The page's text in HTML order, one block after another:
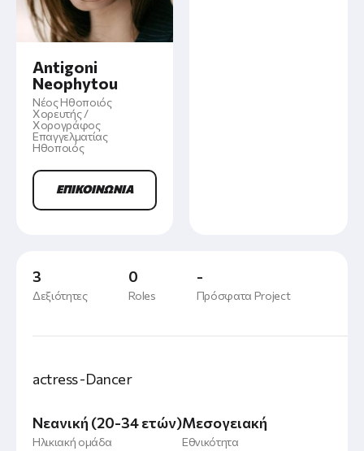
Antigoni
Neophytou
Νέος Ηθοποιός
Χορευτής /
Χορογράφος
Επαγγελματίας
Ηθοποιός
ΕΠΙΚΟΙΝΩΝΙΑ
3
Δεξιότητες
0
Roles
-
Πρόσφατα Project
actress -Dancer
Νεανική (20-34 ετών)
Ηλικιακή ομάδα
Μεσογειακή
Εθνικότητα